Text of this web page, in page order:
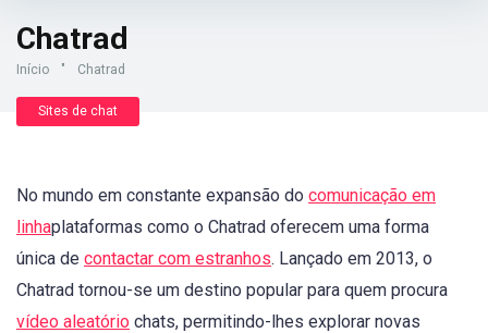
Chatrad
Início " Chatrad
Sites de chat
No mundo em constante expansão do comunicação em
linhaplataformas como o Chatrad oferecem uma forma
única de contactar com estranhos. Lançado em 2013, o
Chatrad tornou-se um destino popular para quem procura
vídeo aleatório chats, permitindo-lhes explorar novas